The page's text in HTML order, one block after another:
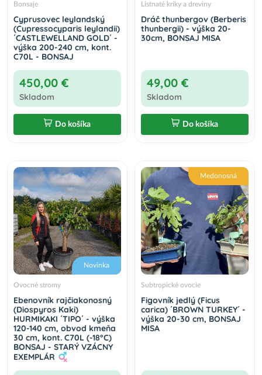
Bonsaje
Cyprusovec leylandský
(Cupressocyparis leylandii)
´CASTLEWELLAND GOLD´ -
výška 200-240 cm, kont.
C70L - BONSAJ
450,00 €
Skladom
Do košíka
Listnaté kríky a dreviny
Dráč thunbergov (Berberis
thunbergii) - výška 20-
30cm, BONSAJ MISA
49,00 €
Skladom
Do košíka
Novinka
Ovocné stromy
Ebenovník rajčiakonosný
(Diospyros Kaki)
HURMIKAKI ´TIPO´ - výška
120-140 cm, obvod kmeňa
30 cm, kont. C70L (-18°C)
BONSAJ - STARÝ VZÁCNY
EXEMPLÁR
Medonosná
Subtropické ovocie
Figovník jedlý (Ficus
carica) ´BROWN TURKEY´ -
výška 20-30 cm, BONSAJ
MISA